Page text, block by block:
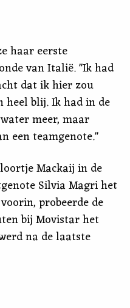
haar eerste
van Italië. "Ik had
dat ik hier zou
heel blij. Ik had in de
meer, maar
een teamgenote."
Mackaij in de
Silvia Magri het
probeerde de
bij Movistar het
na de laatste